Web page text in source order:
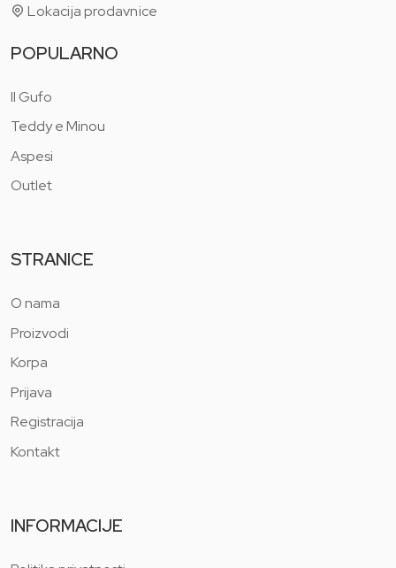
Lokacija prodavnice
POPULARNO
Il Gufo
Teddy e Minou
Aspesi
Outlet
STRANICE
O nama
Proizvodi
Korpa
Prijava
Registracija
Kontakt
INFORMACIJE